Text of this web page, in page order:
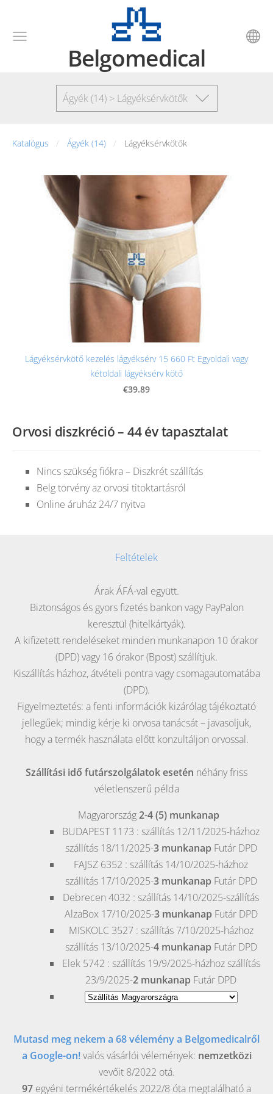
Belgomedical
Ágyék (14) > Lágyéksérvkötők
Orvosi diszkréció – 44 év tapasztalat
Nincs szükség fiókra – Diszkrét szállítás
Belg törvény az orvosi titoktartásról
Online áruház 24/7 nyitva
Katalógus Ágyék (14) Lágyéksérvkötők
Lágyéksérvkötő kezelés lágyéksérv 15 660 Ft Egyoldali vagy
kétoldali lágyéksérv kötő
€39.89
Feltételek
Árak ÁFÁ-val együtt.
Biztonságos és gyors fizetés bankon vagy PayPalon
keresztül (hitelkártyák).
A kifizetett rendeléseket minden munkanapon 10 órakor
(DPD) vagy 16 órakor (Bpost) szállítjuk.
Kiszállítás házhoz, átvételi pontra vagy csomagautomatába
(DPD).
Figyelmeztetés: a fenti információk kizárólag tájékoztató
jellegűek; mindig kérje ki orvosa tanácsát – javasoljuk,
hogy a termék használata előtt konzultáljon orvossal.
Szállítási idő futárszolgálatok esetén néhány friss
véletlenszerű példa
Magyarország2-4 (5) munkanap
BUDAPEST1173 : szállítás 12/11/2025-házhoz
szállítás 18/11/2025-3 munkanap Futár DPD
FAJSZ 6352 : szállítás 14/10/2025-házhoz
szállítás 17/10/2025-3 munkanap Futár DPD
Debrecen 4032 : szállítás 14/10/2025-szállítás
AlzaBox 17/10/2025-3 munkanap Futár DPD
MISKOLC 3527 : szállítás 7/10/2025-házhoz
szállítás 13/10/2025-4 munkanap Futár DPD
Elek5742 : szállítás 19/9/2025-házhoz szállítás
23/9/2025-2 munkanap Futár DPD
Mutasd meg nekem a 68 vélemény a Belgomedicalről
a Google-on!valós vásárlói vélemények: nemzetközi
vevőit 8/2022 otá.
97 egyéni termékértékelés 2022/8 óta megtalálható a